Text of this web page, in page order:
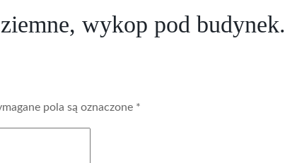
wykop pod budynek.
pola są oznaczone *